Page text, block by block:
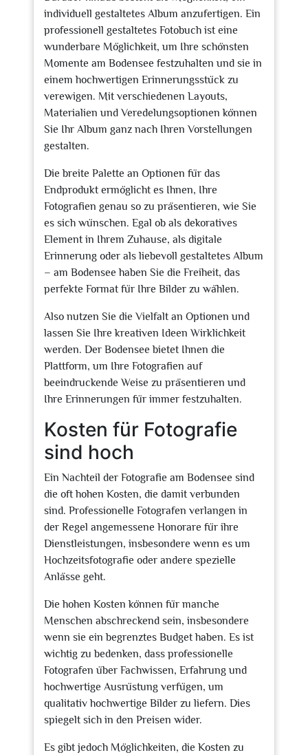
individuell gestaltetes Album anzufertigen. Ein
professionell gestaltetes Fotobuch ist eine
wunderbare Möglichkeit, um Ihre schönsten
Momente am Bodensee festzuhalten und sie in
einem hochwertigen Erinnerungsstück zu
verewigen. Mit verschiedenen Layouts,
Materialien und Veredelungsoptionen können
Sie Ihr Album ganz nach Ihren Vorstellungen
gestalten.
Die breite Palette an Optionen für das
Endprodukt ermöglicht es Ihnen, Ihre
Fotografien genau so zu präsentieren, wie Sie
es sich wünschen. Egal ob als dekoratives
Element in Ihrem Zuhause, als digitale
Erinnerung oder als liebevoll gestaltetes Album
– am Bodensee haben Sie die Freiheit, das
perfekte Format für Ihre Bilder zu wählen.
Also nutzen Sie die Vielfalt an Optionen und
lassen Sie Ihre kreativen Ideen Wirklichkeit
werden. Der Bodensee bietet Ihnen die
Plattform, um Ihre Fotografien auf
beeindruckende Weise zu präsentieren und
Ihre Erinnerungen für immer festzuhalten.
Kosten für Fotografie
sind hoch
Ein Nachteil der Fotografie am Bodensee sind
die oft hohen Kosten, die damit verbunden
sind. Professionelle Fotografen verlangen in
der Regel angemessene Honorare für ihre
Dienstleistungen, insbesondere wenn es um
Hochzeitsfotografie oder andere spezielle
Anlässe geht.
Die hohen Kosten können für manche
Menschen abschreckend sein, insbesondere
wenn sie ein begrenztes Budget haben. Es ist
wichtig zu bedenken, dass professionelle
Fotografen über Fachwissen, Erfahrung und
hochwertige Ausrüstung verfügen, um
qualitativ hochwertige Bilder zu liefern. Dies
spiegelt sich in den Preisen wider.
Es gibt jedoch Möglichkeiten, die Kosten zu